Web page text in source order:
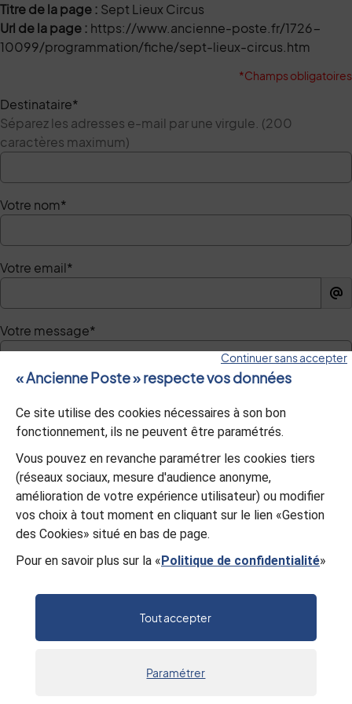
Titre de la page : Sept Lieux Circus
Url de la page : https://www.ancienne-poste.fr/1726-
10099/programmation/fiche/sept-lieux-circus.htm
*Champs obligatoires
Destinataire*
Séparez les adresses e-mail par une virgule. (200
caractères maximum)
Votre nom*
Votre email*
Votre message*
Validation*
caractèresde la série.
1 2 1 K D U 6 7
Continuer sans accepter
« Ancienne Poste » respecte vos données
Ce site utilise des cookies nécessaires à son bon
fonctionnement, ils ne peuvent être paramétrés.
Vous pouvez en revanche paramétrer les cookies tiers
(réseaux sociaux, mesure d'audience anonyme,
amélioration de votre expérience utilisateur) ou modifier
vos choix à tout moment en cliquant sur le lien «Gestion
des Cookies» situé en bas de page.
Pour en savoir plus sur la «Politique de confidentialité»
Tout accepter
Paramétrer